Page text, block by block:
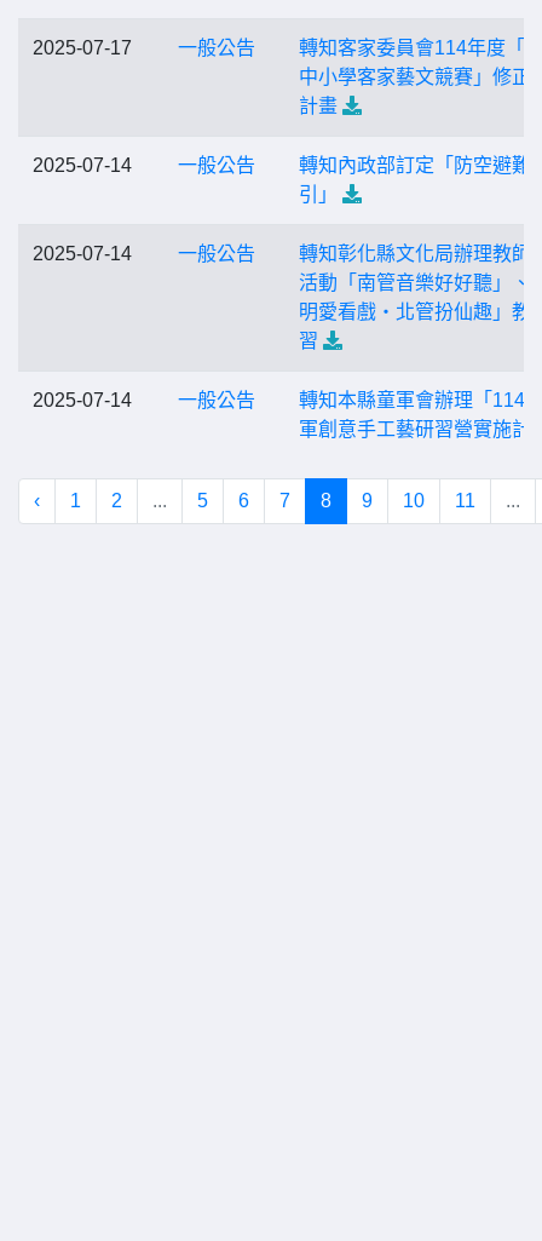
2025-07-17 一般公告
轉知客家委員會114年度「
中小學客家藝文競賽」修正
計畫
2025-07-14 一般公告
轉知內政部訂定「防空避難
引」
2025-07-14 一般公告
轉知彰化縣文化局辦理教師
活動「南管音樂好好聽」、
明愛看戲‧北管扮仙趣」教
習
2025-07-14 一般公告
轉知本縣童軍會辦理「114
軍創意手工藝研習營實施計
‹ 1 2 ... 5 6 7 8 9 10 11 ...